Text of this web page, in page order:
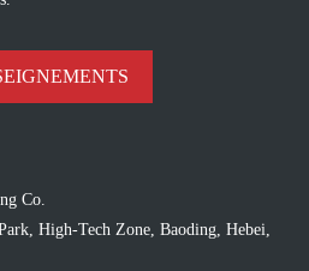
Co.
High-Tech Zone, Baoding, Hebei,